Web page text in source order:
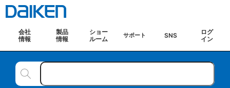
会社
情報
製品
情報
ショー
ルーム
サポート SNS
ログ
イン